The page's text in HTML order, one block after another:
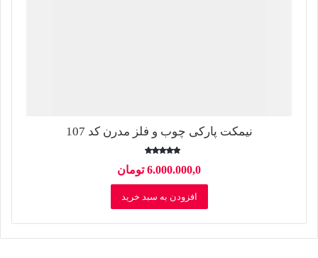
نیمکت پارکی چوب و فلز مدرن کد 107
5.00
6.000.000,0 تومان
افزودن به سبد خرید